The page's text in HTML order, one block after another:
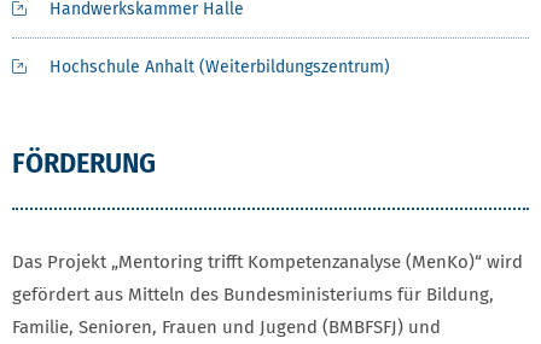
Handwerkskammer Halle
Hochschule Anhalt (Weiterbildungszentrum)
FÖRDERUNG
Das Projekt „Mentoring trifft Kompetenzanalyse (MenKo)“ wird
gefördert aus Mitteln des Bundesministeriums für Bildung,
Familie, Senioren, Frauen und Jugend (BMBFSFJ) und